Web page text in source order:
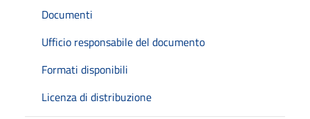
Documenti
Ufficio responsabile del documento
Formati disponibili
Licenza di distribuzione